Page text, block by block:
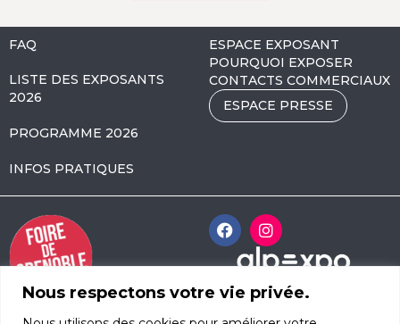
Nous respectons votre vie privée.
FAQ
LISTE DES EXPOSANTS
2026
PROGRAMME 2026
INFOS PRATIQUES
ESPACE EXPOSANT
POURQUOI EXPOSER
CONTACTS COMMERCIAUX
ESPACE PRESSE